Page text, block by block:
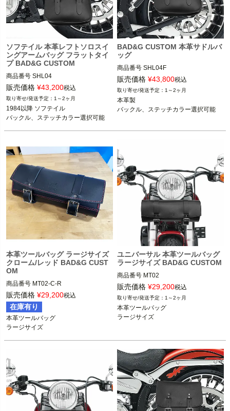
ソフテイル 本革レフトソロスイ
ングアームバッグ フラットタイ
プ BAD&G CUSTOM
商品番号 SHL04
1984以降 ソフテイル
BAD&G CUSTOM（バッド＆Gカスタ
ム）
販売価格 ¥43,200税込
1～2ヶ月
1984以降 ソフテイル
バックル、ステッチカラー選択可能
BAD&G CUSTOM 本革サドルバ
ッグ
商品番号 SHL04F
1984以降 ソフテイル
BAD&G CUSTOM（バッド＆Gカスタ
ム）
販売価格 ¥43,800税込
1～2ヶ月
本革製
バックル、ステッチカラー選択可能
本革ツールバッグ ラージサイズ
クローム/レッド BAD&G CUST
OM
商品番号 MT02-C-R
BAD&G CUSTOM（バッド＆Gカスタ
販売価格 ¥29,200税込
在庫有り
本革ツールバッグ
ラージサイズ
ユニバーサル 本革ツールバッグ
ラージサイズ BAD&G CUSTOM
商品番号 MT02
BAD&G CUSTOM（バッド＆Gカスタ
ム）
販売価格 ¥29,200税込
1～2ヶ月
本革ツールバッグ
ラージサイズ